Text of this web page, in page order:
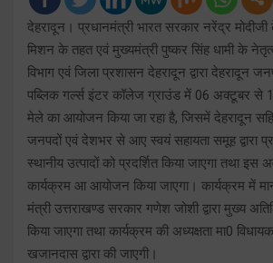
देहरादून। प्रधानमंत्री भारत सरकार नरेंद्र
मिशन के तहत एवं मुख्यमंत्री पुष्कर सिंह धामी के
विभाग एवं जिला प्रशासन देहरादून द्वारा देहरादून
पब्लिक गर्ल्स इंटर कॉलेज ग्राउंड में 06 अक्टूबर
मेले का आयोजन किया जा रहा है, जिसमें देहरादून
जनपदों एवं देशभर से आए स्वयं सहायता समूह द्वारा
स्थानीय उत्पादों को प्रदर्शित किया जाएगा तथा
कार्यक्रम आ आयोजन किया जाएगा। कार्यक्रम में
मंत्री उत्तराखण्ड सरकार गणेश जोशी द्वारा मुख्य
किया जाएगा तथा कार्यक्रम की अध्यक्षता मा0
खजानदास द्वारा की जाएगी।